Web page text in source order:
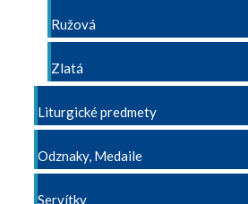
Ružová
Zlatá
Liturgické predmety
Odznaky, Medaile
Servítky